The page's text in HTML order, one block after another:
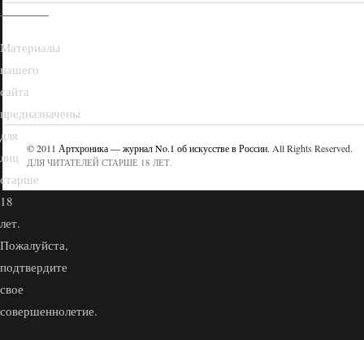
© 2011 Артхроника — журнал No.1 об искусстве в России. All Rights Reserved.
ДЛЯ ЧИТАТЕЛЕЙ СТАРШЕ 18 ЛЕТ.
Материалы
нашего
сайта
предназначены
для
лиц
старше
18
лет.
Пожалуйста,
подтвердите
свое
совершеннолетие.